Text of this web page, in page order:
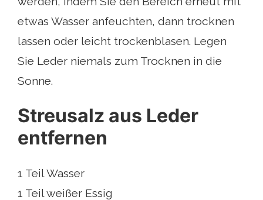
etwas Wasser anfeuchten, dann trocknen
lassen oder leicht trockenblasen. Legen
Sie Leder niemals zum Trocknen in die
Sonne.
Streusalz aus Leder
entfernen
1 Teil Wasser
1 Teil weißer Essig